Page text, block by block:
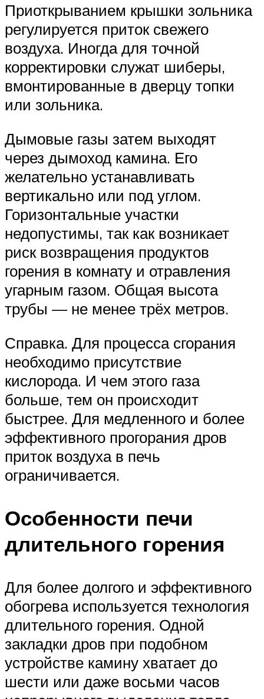
Приоткрыванием крышки зольника
регулируется приток свежего
воздуха. Иногда для точной
корректировки служат шиберы,
вмонтированные в дверцу топки
или зольника.
Дымовые газы затем выходят
через дымоход камина. Его
желательно устанавливать
вертикально или под углом.
Горизонтальные участки
недопустимы, так как возникает
риск возвращения продуктов
горения в комнату и отравления
угарным газом. Общая высота
трубы — не менее трёх метров.
Справка. Для процесса сгорания
необходимо присутствие
кислорода. И чем этого газа
больше, тем он происходит
быстрее. Для медленного и более
эффективного прогорания дров
приток воздуха в печь
ограничивается.
Особенности печи
длительного горения
Для более долгого и эффективного
обогрева используется технология
длительного горения. Одной
закладки дров при подобном
устройстве камину хватает до
шести или даже восьми часов